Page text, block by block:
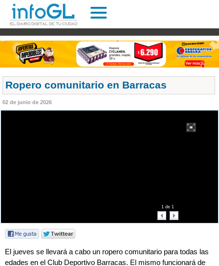
Ropero comunitario en Barracas
02 de junio de 2026
1de 1
El jueves se llevará a cabo un ropero comunitario para todas las
edades en el Club Deportivo Barracas. El mismo funcionará de